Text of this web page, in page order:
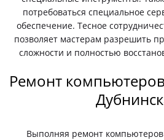
потребоваться специальное
обеспечение. Тесное
позволяет мастерам разрешить
сложности и полностью
Ремонт
Выполняя ремонт